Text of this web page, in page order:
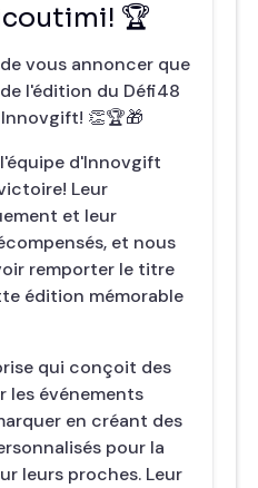
🏆
vous annoncer que
l'édition du Défi48
👏🏆🎁
d'Innovgift
Leur
et leur
et nous
remporter le titre
édition mémorable
qui conçoit des
les événements
en créant des
pour la
leurs proches. Leur